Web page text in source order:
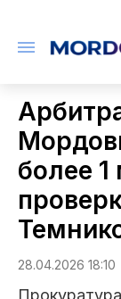
более
28.04.2026 18:10